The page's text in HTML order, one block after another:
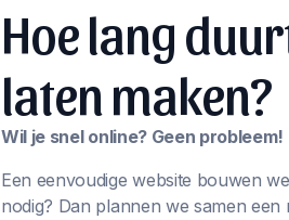
Hoe lang
laten maken?
Wil je snel online? Geen probleem!
Een eenvoudige website bouwen
nodig? Dan plannen we samen een